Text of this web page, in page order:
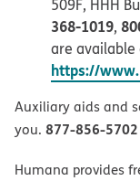
509F, HHH
368-1019,
are available
https://
Auxiliary aids and
you. 877-856-5702
Humana provides